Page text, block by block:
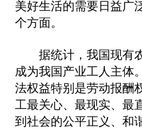
美好生活的需要日益广
个方面。
据统计，我国现有
成为我国产业工人主体
法权益特别是劳动报酬
工最关心、最现实、最
到社会的公平正义、和